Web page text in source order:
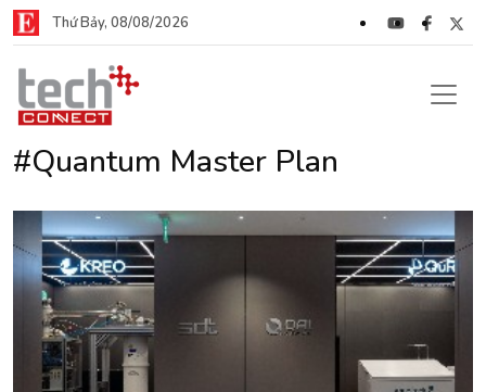
Thứ Bảy, 08/08/2026
#Quantum Master Plan